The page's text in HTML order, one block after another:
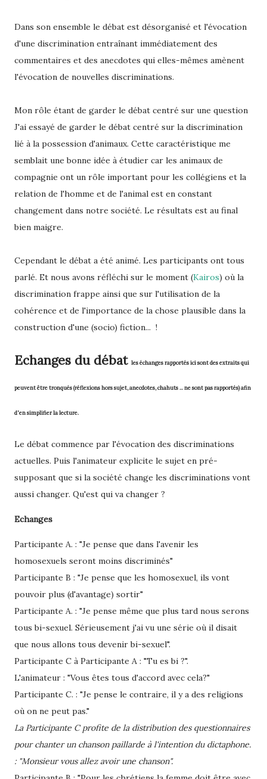
Dans son ensemble le débat est désorganisé et l'évocation
d'une discrimination entraînant immédiatement des
commentaires et des anecdotes qui elles-mêmes amènent
l'évocation de nouvelles discriminations.
Mon rôle étant de garder le débat centré sur une question
J'ai essayé de garder le débat centré sur la discrimination
lié à la possession d'animaux. Cette caractéristique me
semblait une bonne idée à étudier car les animaux de
compagnie ont un rôle important pour les collégiens et la
relation de l'homme et de l'animal est en constant
changement dans notre société. Le résultats est au final
bien maigre.
Cependant le débat a été animé. Les participants ont tous
parlé. Et nous avons réfléchi sur le moment (Kairos) où la
discrimination frappe ainsi que sur l'utilisation de la
cohérence et de l'importance de la chose plausible dans la
construction d'une (socio) fiction... !
Echanges du débat les échanges rapportés ici sont des extraits qui
peuvent être tronqués (réflexions hors sujet, anecdotes, chahuts ... ne sont pas rapportés) afin
d'en simplifier la lecture.
Le débat commence par l'évocation des discriminations
actuelles. Puis l'animateur explicite le sujet en pré-
supposant que si la société change les discriminations vont
aussi changer. Qu'est qui va changer ?
Echanges
Participante A. : "Je pense que dans l'avenir les
homosexuels seront moins discriminés"
Participante B : "Je pense que les homosexuel, ils vont
pouvoir plus (d'avantage) sortir"
Participante A. : "Je pense même que plus tard nous serons
tous bi-sexuel. Sérieusement j'ai vu une série où il disait
que nous allons tous devenir bi-sexuel".
Participante C à Participante A : "Tu es bi ?".
L'animateur : "Vous êtes tous d'accord avec cela?"
Participante C. : "Je pense le contraire, il y a des religions
où on ne peut pas."
La Participante C profite de la distribution des questionnaires
pour chanter un chanson paillarde à l'intention du dictaphone.
: "Monsieur vous allez avoir une chanson".